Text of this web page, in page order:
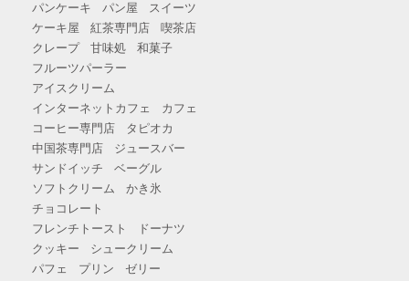
パンケーキ パン屋
スイーツ
ケーキ屋
紅茶専門店
喫茶店
クレープ
甘味処
和菓子
フルーツパーラー
アイスクリーム
インターネットカフェ
カフェ
コーヒー専門店
タピオカ
中国茶専門店
ジュースバー
サンドイッチ
ベーグル
ソフトクリーム
かき氷
チョコレート
フレンチトースト
ドーナツ
クッキー
シュークリーム
パフェ
プリン
ゼリー